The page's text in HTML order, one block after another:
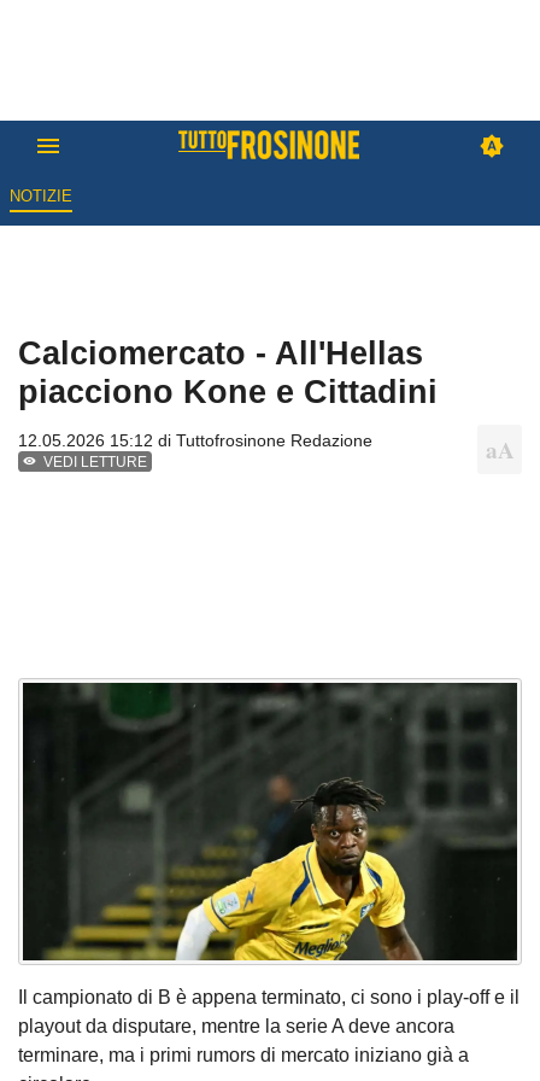
NOTIZIE
Calciomercato - All'Hellas
piacciono Kone e Cittadini
12.05.2026 15:12 di Tuttofrosinone Redazione
VEDI LETTURE
Il campionato di B è appena terminato, ci sono i play-off e il
playout da disputare, mentre la serie A deve ancora
terminare, ma i primi rumors di mercato iniziano già a